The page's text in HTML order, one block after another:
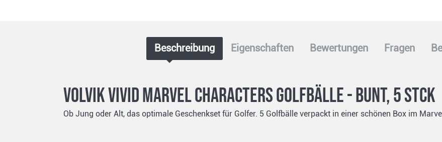
Beschreibung Eigenschaften Bewertungen Fragen
Volvik VIVID MARVEL Characters Golfbälle - Bunt, 5 Stck
Ob Jung oder Alt, das optimale Geschenkset für Golfer. 5 Golfbälle verpackt in einer schönen Box im